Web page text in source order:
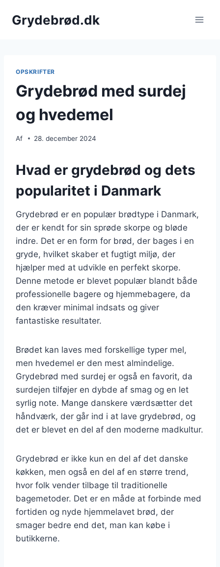
Grydebrød.dk
OPSKRIFTER
Grydebrød med surdej
og hvedemel
Af 28. december 2024
Hvad er grydebrød og dets
popularitet i Danmark
Grydebrød er en populær brødtype i Danmark,
der er kendt for sin sprøde skorpe og bløde
indre. Det er en form for brød, der bages i en
gryde, hvilket skaber et fugtigt miljø, der
hjælper med at udvikle en perfekt skorpe.
Denne metode er blevet populær blandt både
professionelle bagere og hjemmebagere, da
den kræver minimal indsats og giver
fantastiske resultater.
Brødet kan laves med forskellige typer mel,
men hvedemel er den mest almindelige.
Grydebrød med surdej er også en favorit, da
surdejen tilføjer en dybde af smag og en let
syrlig note. Mange danskere værdsætter det
håndværk, der går ind i at lave grydebrød, og
det er blevet en del af den moderne madkultur.
Grydebrød er ikke kun en del af det danske
køkken, men også en del af en større trend,
hvor folk vender tilbage til traditionelle
bagemetoder. Det er en måde at forbinde med
fortiden og nyde hjemmelavet brød, der
smager bedre end det, man kan købe i
butikkerne.